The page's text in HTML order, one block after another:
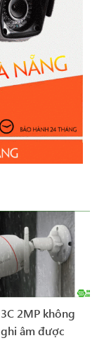
2MP không
âm được